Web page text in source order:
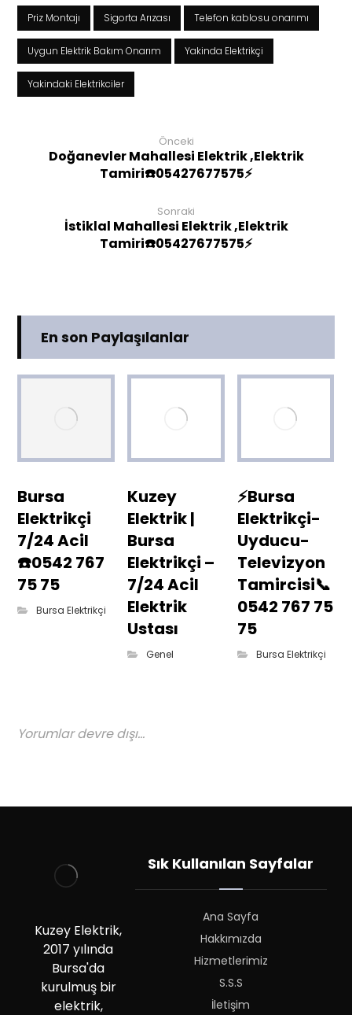
Priz Montajı Sigorta Arızası Telefon kablosu onarımı
Uygun Elektrik Bakım Onarım Yakinda Elektrikçi
Yakindaki Elektrikciler
Önceki
Doğanevler Mahallesi Elektrik ,Elektrik
Tamiri☎️05427677575⚡
Sonraki
İstiklal Mahallesi Elektrik ,Elektrik
Tamiri☎️05427677575⚡
En son Paylaşılanlar
Bursa
Elektrikçi
7/24 Acil
☎️0542 767
75 75
Bursa Elektrikçi
Kuzey
Elektrik |
Bursa
Elektrikçi –
7/24 Acil
Elektrik
Ustası
Genel
⚡Bursa
Elektrikçi-
Uyducu-
Televizyon
Tamircisi📞
0542 767 75
75
Bursa Elektrikçi
Yorumlar devre dışı...
Kuzey Elektrik,
2017 yılında
Bursa'da
kurulmuş bir
elektrik,
Sık Kullanılan Sayfalar
Ana Sayfa
Hakkımızda
Hizmetlerimiz
S.S.S
İletişim